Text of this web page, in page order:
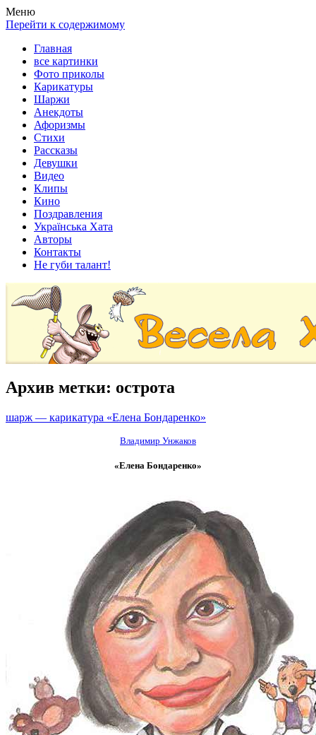
Весела хата — прикольные картинки, смешные истории,
клипы!
Покажем всем ваши фото приколы, карикатуры, шаржи, стихи,
рассказы, видео и песни!
Меню
Перейти к содержимому
Главная
все картинки
Фото приколы
Карикатуры
Шаржи
Анекдоты
Афоризмы
Стихи
Рассказы
Девушки
Видео
Клипы
Кино
Поздравления
Українська Хата
Авторы
Контакты
Не губи талант!
Архив метки: острота
шарж — карикатура «Елена Бондаренко»
Владимир Унжаков
«Елена Бондаренко»